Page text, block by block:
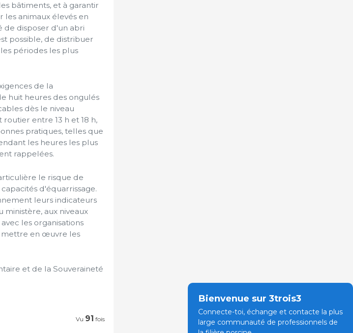
bâtiments, et à garantir
animaux élevés en
de disposer d'un abri
possible, de distribuer
périodes les plus
de la
huit heures des ongulés
dès le niveau
entre 13 h et 18 h,
pratiques, telles que
les heures les plus
rappelées.
le risque de
d'équarrissage.
leurs indicateurs
aux niveaux
les organisations
mettre en œuvre les
et de la Souveraineté
Vu 91 fois
Bienvenue sur 3trois3
Connecte-toi, échange et contacte la plus
large communauté de professionnels de